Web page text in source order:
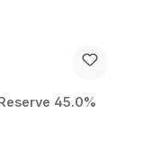
45.0%